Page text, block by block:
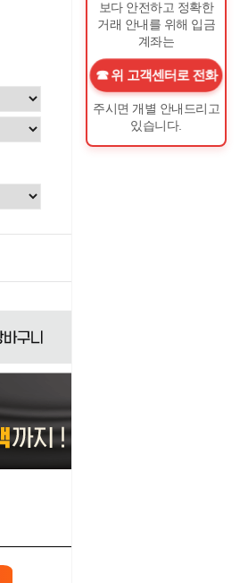
보다 안전하고 정확한
거래 안내를 위해 입금
계좌는
위 고객센터로 전화
주시면 개별 안내드리고
있습니다.